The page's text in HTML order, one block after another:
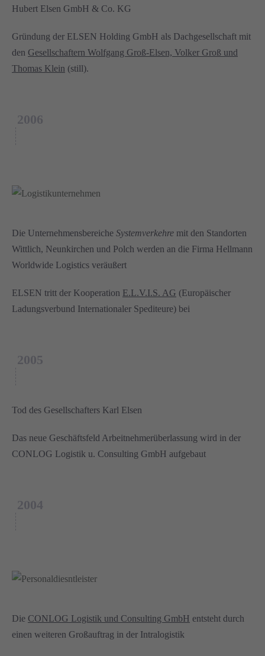
Hubert Elsen GmbH & Co. KG
Gründung der ELSEN Holding GmbH als Dachgesellschaft mit
den Gesellschaftern Wolfgang Groß-Elsen, Volker Groß und
Thomas Klein (still).
2006
Die Unternehmensbereiche Systemverkehre mit den Standorten
Wittlich, Neunkirchen und Polch werden an die Firma Hellmann
Worldwide Logistics veräußert
ELSEN tritt der Kooperation E.L.V.I.S. AG (Europäischer
Ladungsverbund Internationaler Spediteure) bei
2005
Tod des Gesellschafters Karl Elsen
Das neue Geschäftsfeld Arbeitnehmerüberlassung wird in der
CONLOG Logistik u. Consulting GmbH aufgebaut
2004
Die CONLOG Logistik und Consulting GmbH entsteht durch
einen weiteren Großauftrag in der Intralogistik